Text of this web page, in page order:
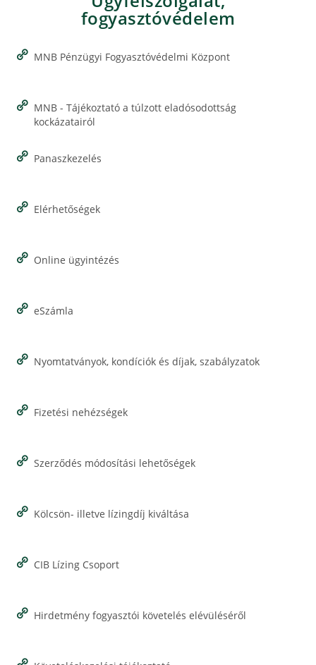
fogyasztóvédelem
MNB Pénzügyi Fogyasztóvédelmi Központ
MNB - Tájékoztató a túlzott eladósodottság
kockázatairól
Panaszkezelés
Elérhetőségek
Online ügyintézés
eSzámla
Nyomtatványok, kondíciók és díjak, szabályzatok
Fizetési nehézségek
Szerződés módosítási lehetőségek
Kölcsön- illetve lízingdíj kiváltása
CIB Lízing Csoport
Hirdetmény fogyasztói követelés elévüléséről